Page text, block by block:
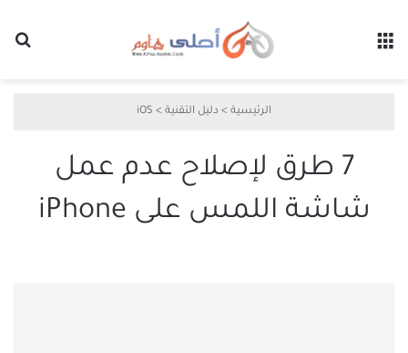
الرئيسية > دليل التقنية >
iOS
7 طرق لإصلاح عدم عمل
شاشة اللمس على iPhone